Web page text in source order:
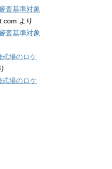
査基準対象
より
査基準対象
場のロケ
場のロケ